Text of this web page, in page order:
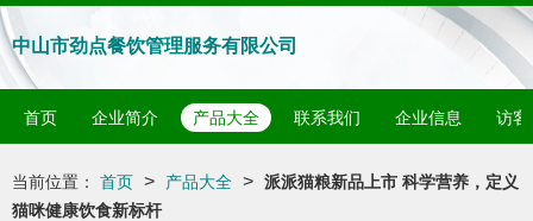
中山市劲点餐饮管理服务有限公司
首页 企业简介 产品大全 联系我们 企业信息 访客
当前位置： 首页 > 产品大全 > 派派猫粮新品上市 科学营养，定义
猫咪健康饮食新标杆